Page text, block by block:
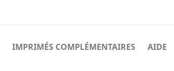
IMPRIMÉS COMPLÉMENTAIRES AIDE